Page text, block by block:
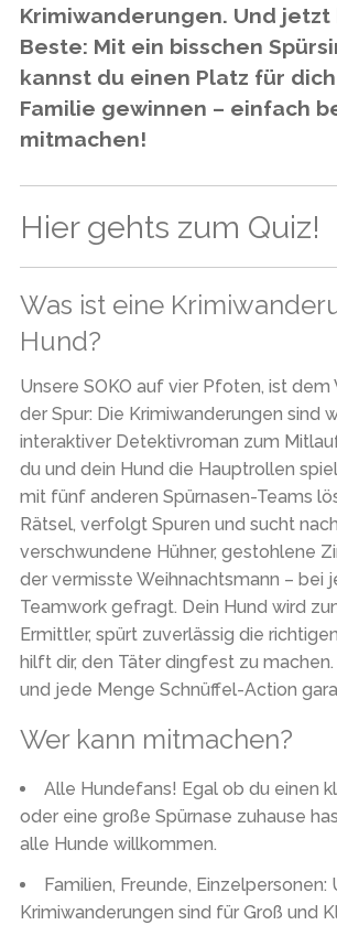
Krimiwanderungen. Und jetzt
Beste: Mit ein bisschen
kannst du einen Platz für
Familie gewinnen – einfach
mitmachen!
Hier gehts zum Quiz!
Was ist eine
Hund?
Unsere SOKO auf vier Pfoten, ist
der Spur: Die Krimiwanderungen sind
interaktiver Detektivroman zum
du und dein Hund die Hauptrollen
mit fünf anderen Spürnasen-Teams
Rätsel, verfolgt Spuren und sucht
verschwundene Hühner, gestohlene
der vermisste Weihnachtsmann – bei
Teamwork gefragt. Dein Hund wird
Ermittler, spürt zuverlässig die
hilft dir, den Täter dingfest zu machen.
und jede Menge Schnüffel-Action
Wer kann mitmachen?
Alle Hundefans! Egal ob du einen
oder eine große Spürnase zuhause
alle Hunde willkommen.
Familien, Freunde, Einzelpersonen:
Krimiwanderungen sind für Groß und